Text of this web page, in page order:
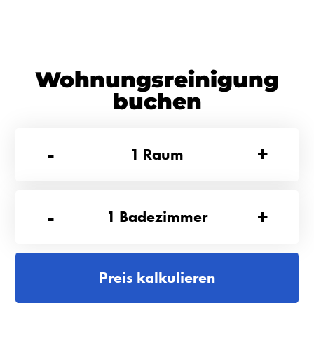
Wohnungsreinigung
buchen
-
1 Raum +
- 1 Badezimmer +
Preis kalkulieren